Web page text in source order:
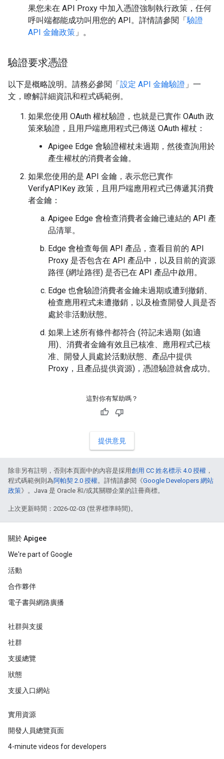
果您未在 API Proxy 中加入憑證強制執行政策，任何
呼叫端都能成功叫用您的 API。詳情請參閱「驗證
API 金鑰政策 」。
驗證要求憑證
以下是概略說明。請務必參閱「設定 API 金鑰驗證 」一
文，瞭解詳細資訊和程式碼範例。
如果您使用 OAuth 權杖驗證，也就是已實作 OAuth 政
策來驗證，且用戶端應用程式已傳送 OAuth 權杖：
Apigee Edge 會驗證權杖未過期，然後查詢用於
產生權杖的消費者金鑰。
如果您使用的是 API 金鑰，表示您已實作
VerifyAPIKey 政策，且用戶端應用程式已傳遞其消費
者金鑰：
Apigee Edge 會檢查消費者金鑰已連結的 API 產
品清單。
Edge 會檢查每個 API 產品，查看目前的 API
Proxy 是否包含在 API 產品中，以及目前的資源
路徑 (網址路徑) 是否已在 API 產品中啟用。
Edge 也會驗證消費者金鑰未過期或遭到撤銷、
檢查應用程式未遭撤銷，以及檢查開發人員是否
處於非活動狀態。
如果上述所有條件都符合 (符記未過期 (如適
用)、消費者金鑰有效且已核准、應用程式已核
准、開發人員處於活動狀態、產品中提供
Proxy，且產品提供資源)，憑證驗證就會成功。
這對你有幫助嗎？
提供意見
除非另有註明，否則本頁面中的內容是採用創用 CC 姓名標示 4.0 授權 ，
程式碼範例則為阿帕契 2.0 授權。詳情請參閱《Google Developers 網站
政策》。Java 是 Oracle 和/或其關聯企業的註冊商標。
上次更新時間：2026-02-03 (世界標準時間)。
關於 Apigee
We're part of Google
活動
合作夥伴
電子書與網路廣播
社群與支援
社群
支援總覽
狀態
支援入口網站
實用資源
開發人員總覽頁面
4-minute videos for developers